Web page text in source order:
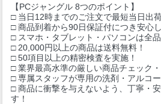
【PCジャングル 8つのポイント】
□ 当日12時までのご注文で最短当日出荷
□ 商品到着から90日保証付につき安心
□ スマホ・タブレット・パソコンは全品
□ 20,000円以上の商品は送料無料！
□ 50項目以上の精密検査を実施！
□ 業界最高水準の厳しい商品チェック・
□ 専属スタッフが専用の洗剤・アルコ
□ 商品に衝撃を与えないよう、丁寧・
す！